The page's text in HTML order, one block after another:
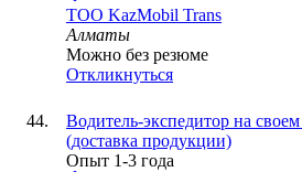
ТОО KazMobil Trans
Алматы
Можно без резюме
Откликнуться
Водитель-экспедитор на
(доставка продукции)
Опыт 1-3 года